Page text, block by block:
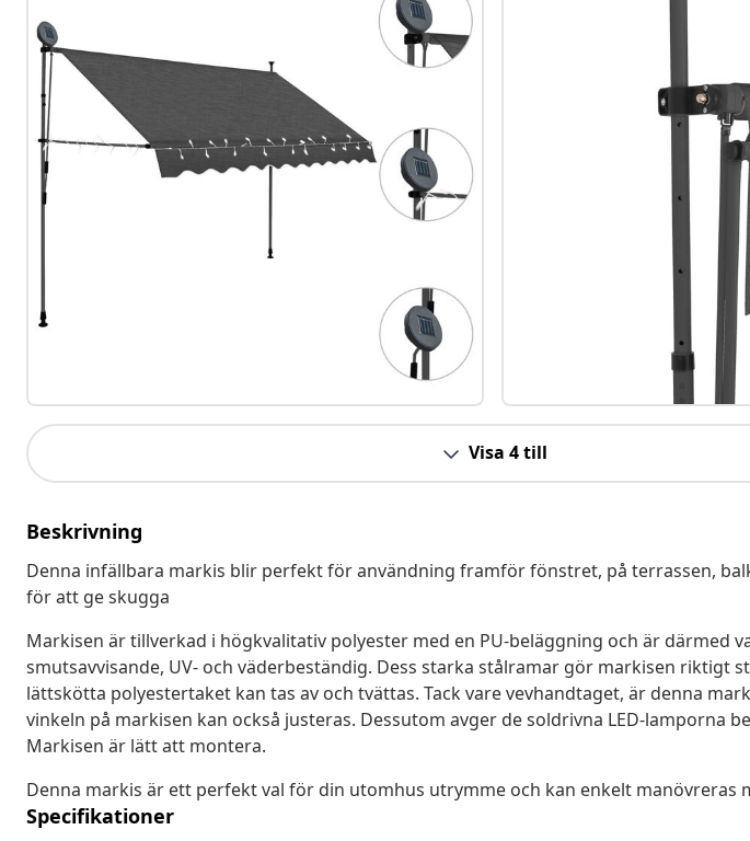
Visa 4 till
Beskrivning
Denna infällbara markis blir perfekt för användning framför fönstret, på terrassen,
för att ge skugga
Markisen är tillverkad i högkvalitativ polyester med en PU-beläggning och är därmed
smutsavvisande, UV- och väderbeständig. Dess starka stålramar gör markisen riktigt
lättskötta polyestertaket kan tas av och tvättas. Tack vare vevhandtaget, är denna
vinkeln på markisen kan också justeras. Dessutom avger de soldrivna LED-lamporna
Markisen är lätt att montera.
Denna markis är ett perfekt val för din utomhus utrymme och kan enkelt manövreras
Specifikationer